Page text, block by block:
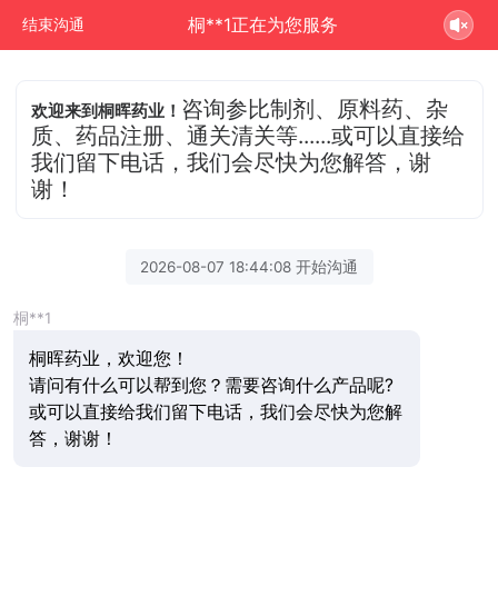
结束沟通 桐**1正在为您服务
欢迎来到桐晖药业！ 咨询参比制剂、原料药、杂
质、药品注册、通关清关等......或可以直接给
我们留下电话，我们会尽快为您解答，谢
谢！
2026-08-07 18:44:08 开始沟通
桐**1
桐晖药业，欢迎您！
请问有什么可以帮到您？需要咨询什么产品呢?
或可以直接给我们留下电话，我们会尽快为您解
答，谢谢！